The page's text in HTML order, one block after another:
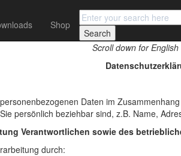
Shop
Scroll down for
Daten im
persönlich beziehbar sind, z.B. Name,
Verantwortlichen sowie des
durch: